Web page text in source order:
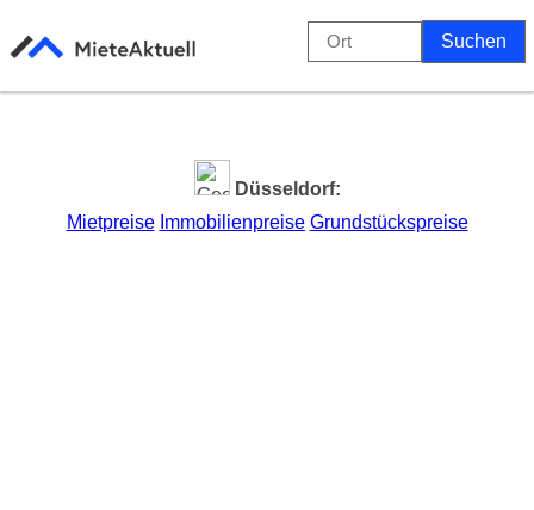
Düsseldorf:
Mietpreise Immobilienpreise Grundstückspreise